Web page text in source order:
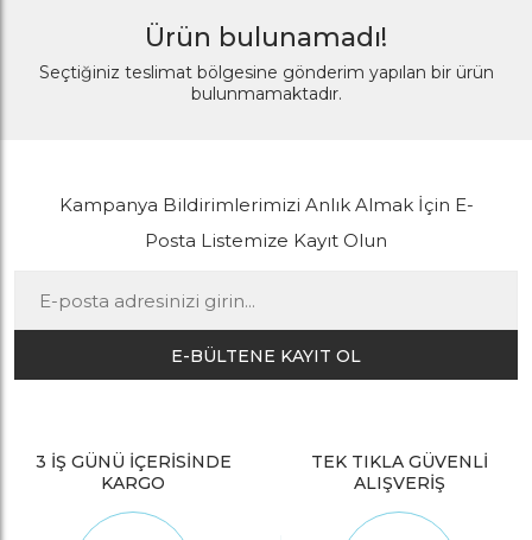
Ürün bulunamadı!
Seçtiğiniz teslimat bölgesine gönderim yapılan bir ürün
bulunmamaktadır.
Kampanya Bildirimlerimizi Anlık Almak İçin E-
Posta Listemize Kayıt Olun
E-BÜLTENE KAYIT OL
3 İŞ GÜNÜ İÇERİSİNDE
KARGO
TEK TIKLA GÜVENLİ
ALIŞVERİŞ